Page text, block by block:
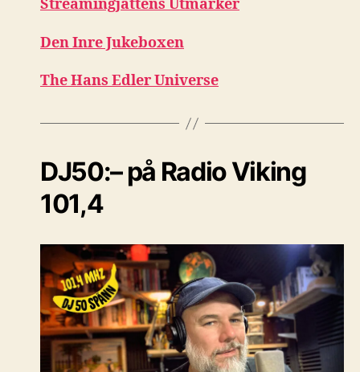
Streamingjättens Utmarker
Den Inre Jukeboxen
The Hans Edler Universe
DJ50:– på Radio Viking
101,4